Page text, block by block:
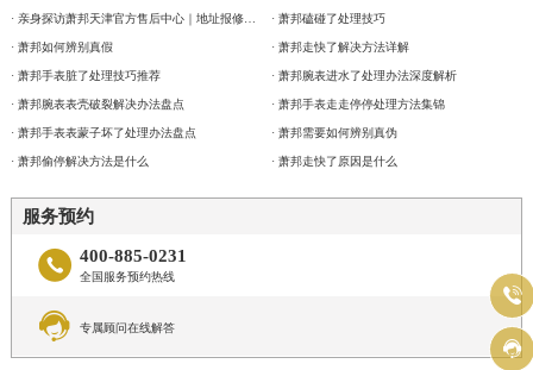
· 亲身探访萧邦天津官方售后中心｜地址报修全流程真实经历（2026年6月最新）
· 萧邦如何辨别真假
· 萧邦手表脏了处理技巧推荐
· 萧邦腕表表壳破裂解决办法盘点
· 萧邦手表表蒙子坏了处理办法盘点
· 萧邦偷停解决方法是什么
· 萧邦磕碰了处理技巧
· 萧邦走快了解决方法详解
· 萧邦腕表进水了处理办法深度解析
· 萧邦手表走走停停处理方法集锦
· 萧邦需要如何辨别真伪
· 萧邦走快了原因是什么
服务预约
 400-885-0231
全国服务预约热线
 专属顾问在线解答

